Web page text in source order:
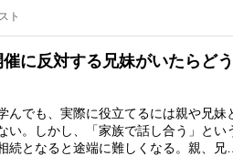
ト
に反対する兄妹がいたらど
でも、実際に役立てるには親や兄妹
い。しかし、「家族で話し合う」とい
続となると途端に難しくなる。親、兄